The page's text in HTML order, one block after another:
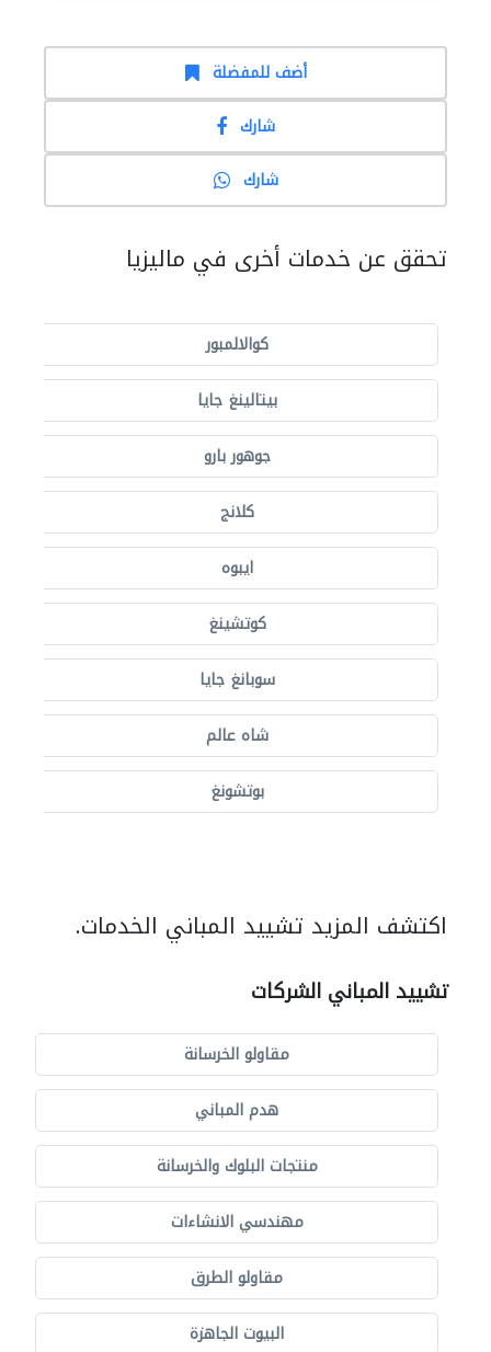
أضف للمفضلة
شارك
شارك
تحقق عن خدمات أخرى في ماليزيا
كوالالمبور
بيتالينغ جايا
جوهور بارو
كلانج
ايبوه
كوتشينغ
سوبانغ جايا
شاه عالم
بوتشونغ
اكتشف المزيد تشييد المباني الخدمات.
تشييد المباني الشركات
مقاولو الخرسانة
هدم المباني
منتجات البلوك والخرسانة
مهندسي الانشاءات
مقاولو الطرق
البيوت الجاهزة